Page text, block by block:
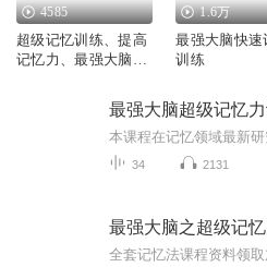
4585
超级记忆训练、提高
记忆力、最强大脑训
1.6万
最强大脑快速
训练
最强大脑超级记忆
34 2131
最强大脑之超级记